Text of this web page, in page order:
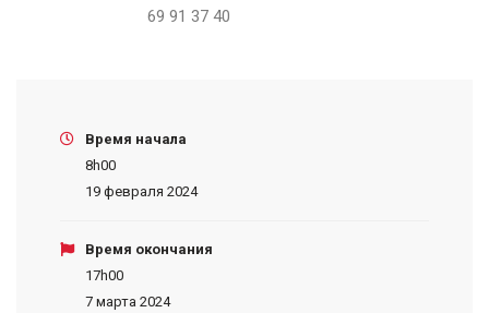
69 91 37 40
Время начала
8h00
19 февраля 2024
Время окончания
17h00
7 марта 2024